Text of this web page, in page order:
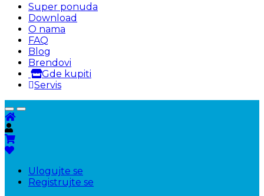
Super ponuda
Download
O nama
FAQ
Blog
Brendovi
Gde kupiti
Servis
Ulogujte se
Registrujte se